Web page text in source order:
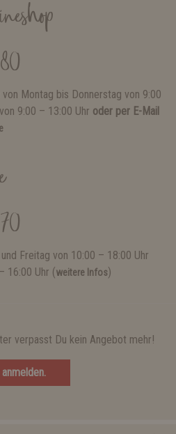
Montag bis Donnerstag von 9:00
9:00 – 13:00 Uhr oder per E-Mail
Freitag von 10:00 – 18:00 Uhr
16:00 Uhr (weitere Infos)
verpasst Du kein Angebot mehr!